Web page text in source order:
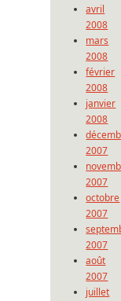
avril
2008
mars
2008
février
2008
janvier
2008
2007
2007
octobre
2007
2007
août
2007
juillet